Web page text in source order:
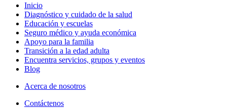
Inicio
Diagnóstico y cuidado de la salud
Educación y escuelas
Seguro médico y ayuda económica
Apoyo para la familia
Transición a la edad adulta
Encuentra servicios, grupos y eventos
Blog
Acerca de nosotros
Contáctenos